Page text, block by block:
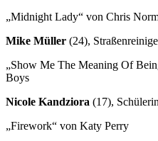
„Midnight Lady“ von Chris
Mike Müller (24),
„Show Me The Meaning Of
Boys
Nicole Kandziora (17),
„Firework“ von Katy Perry